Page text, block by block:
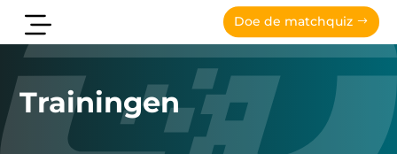
Doe de matchquiz
Trainingen